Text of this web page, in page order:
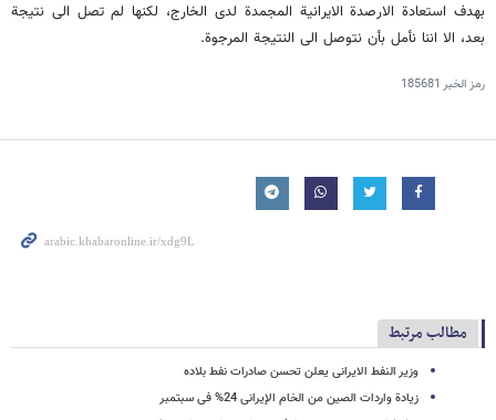
بهدف استعادة الارصدة الایرانیة المجمدة لدى الخارج، لکنها لم تصل الى نتیجة
بعد، الا اننا نأمل بأن نتوصل الى النتیجة المرجوة.
رمز الخبر 185681
مطالب مرتبط
وزیر النفط الایرانی یعلن تحسن صادرات نفط بلاده
زیادة واردات الصین من الخام الإیرانی 24% فی سبتمبر